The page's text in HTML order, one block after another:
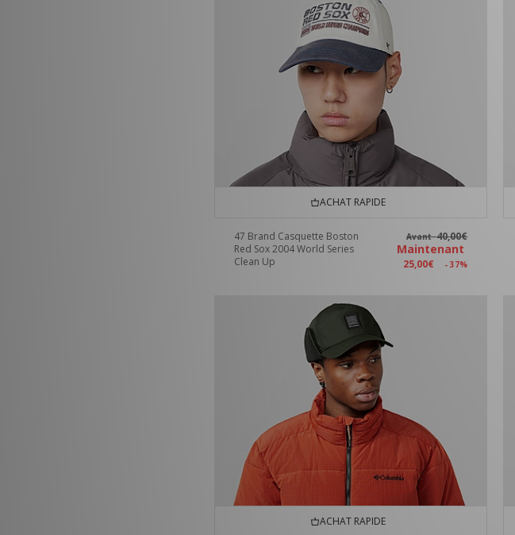
ACHAT RAPIDE
47 Brand Casquette Boston
Red Sox 2004 World Series
Clean Up
Avant40,00€
Maintenant
25,00€ - 37%
ACHAT RAPIDE